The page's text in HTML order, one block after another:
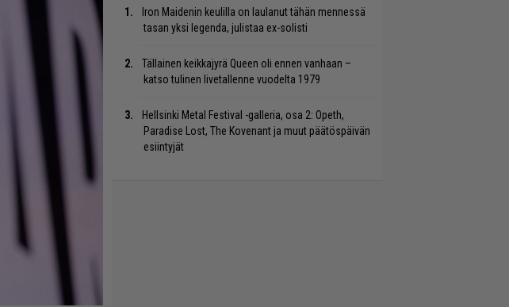
Iron Maidenin keulilla on laulanut tähän mennessä
tasan yksi legenda, julistaa ex-solisti
Tällainen keikkajyrä Queen oli ennen vanhaan –
katso tulinen livetallenne vuodelta 1979
Hellsinki Metal Festival -galleria, osa 2: Opeth,
Paradise Lost, The Kovenant ja muut päätöspäivän
esiintyjät